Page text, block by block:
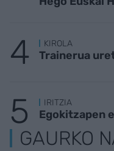
KIROLA
Trainerua
IRITZIA
Egokitzapen
GAURKO